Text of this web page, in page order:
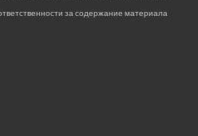
за содержание материала